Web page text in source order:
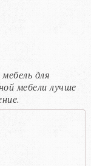
для
мебели лучше